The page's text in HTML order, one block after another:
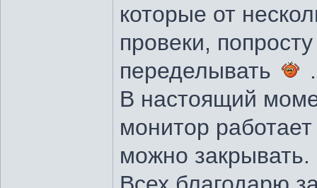
которые от
провеки,
переделывать
.
В настоящий
монитор
можно закрывать.